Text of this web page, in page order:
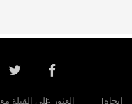
اتجاه العثور على القبلة مع